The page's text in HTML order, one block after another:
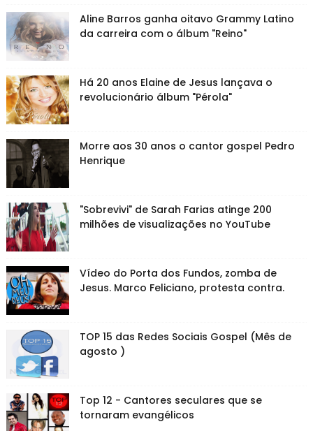
Aline Barros ganha oitavo Grammy Latino
da carreira com o álbum "Reino"
Há 20 anos Elaine de Jesus lançava o
revolucionário álbum "Pérola"
Morre aos 30 anos o cantor gospel Pedro
Henrique
"Sobrevivi" de Sarah Farias atinge 200
milhões de visualizações no YouTube
Vídeo do Porta dos Fundos, zomba de
Jesus. Marco Feliciano, protesta contra.
TOP 15 das Redes Sociais Gospel (Mês de
agosto )
Top 12 - Cantores seculares que se
tornaram evangélicos